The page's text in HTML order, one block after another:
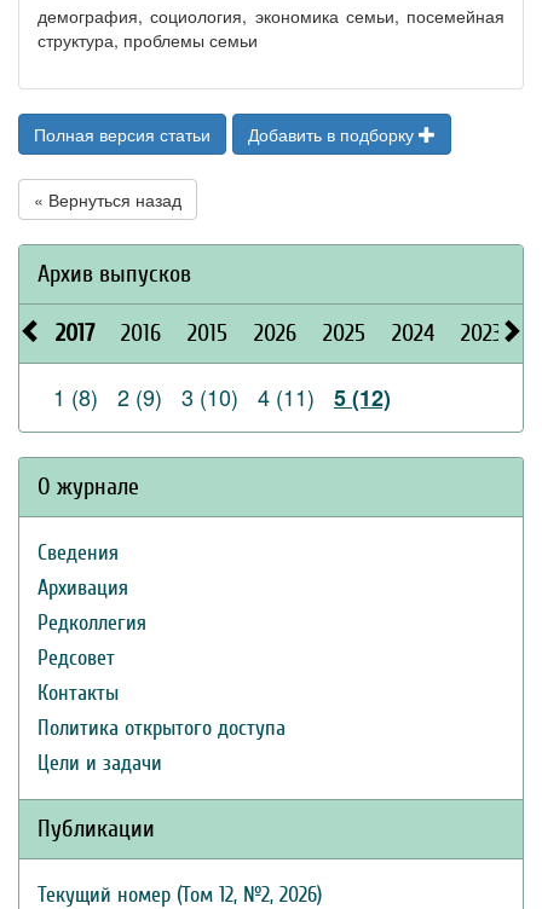
демография, социология, экономика семьи, посемейная
структура, проблемы семьи
Полная версия статьи Добавить в подборку
« Вернуться назад
Архив выпусков
2017 2016 2015 2026 2025 2024 2023
1 (8) 2 (9) 3 (10) 4 (11) 5 (12)
О журнале
Сведения
Архивация
Редколлегия
Редсовет
Контакты
Политика открытого доступа
Цели и задачи
Публикации
Текущий номер (Том 12, №2, 2026)